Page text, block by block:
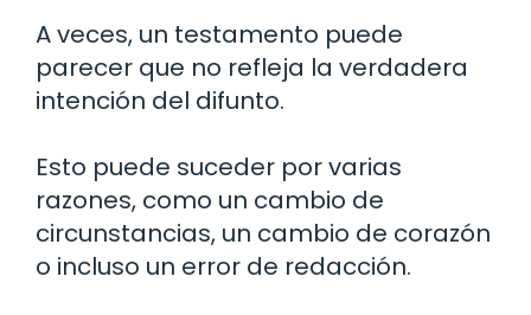
A veces, un testamento puede
parecer que no refleja la verdadera
intención del difunto.
Esto puede suceder por varias
razones, como un cambio de
circunstancias, un cambio de corazón
o incluso un error de redacción.